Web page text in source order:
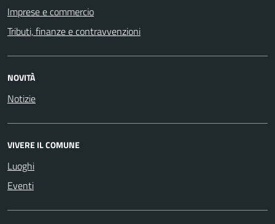
Imprese e commercio
Tributi, finanze e contravvenzioni
NOVITÀ
Notizie
VIVERE IL COMUNE
Luoghi
Eventi